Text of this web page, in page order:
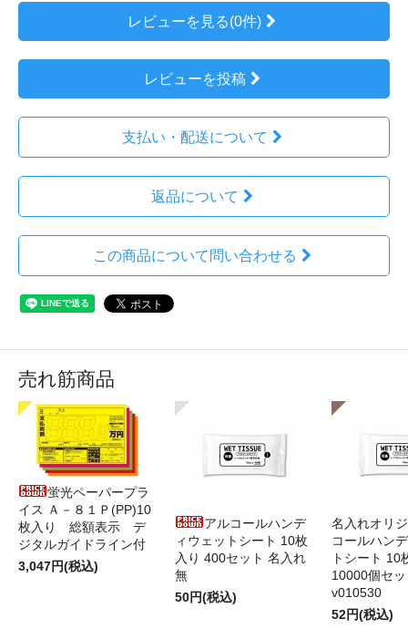
レビューを見る(0件)
レビューを投稿
支払い・配送について
返品について
この商品について問い合わせる
売れ筋商品
蛍光ペーパープラ
イス Ａ－８１Ｐ(PP)10
枚入り 総額表示 デ
ジタルガイドライン付
3,047円(税込)
アルコールハンデ
ィウェットシート 10枚
入り 400セット 名入れ
無
50円(税込)
名入れオリ
コールハン
トシート 10
10000個セ
v010530
52円(税込)